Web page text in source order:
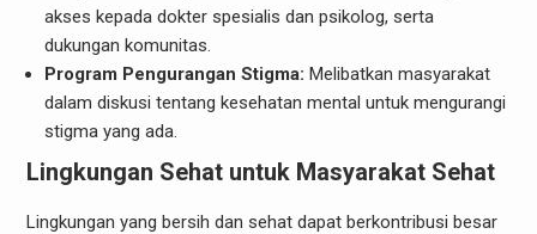
akses kepada dokter spesialis dan psikolog, serta
dukungan komunitas.
Program Pengurangan Stigma: Melibatkan masyarakat
dalam diskusi tentang kesehatan mental untuk mengurangi
stigma yang ada.
Lingkungan Sehat untuk Masyarakat Sehat
Lingkungan yang bersih dan sehat dapat berkontribusi besar